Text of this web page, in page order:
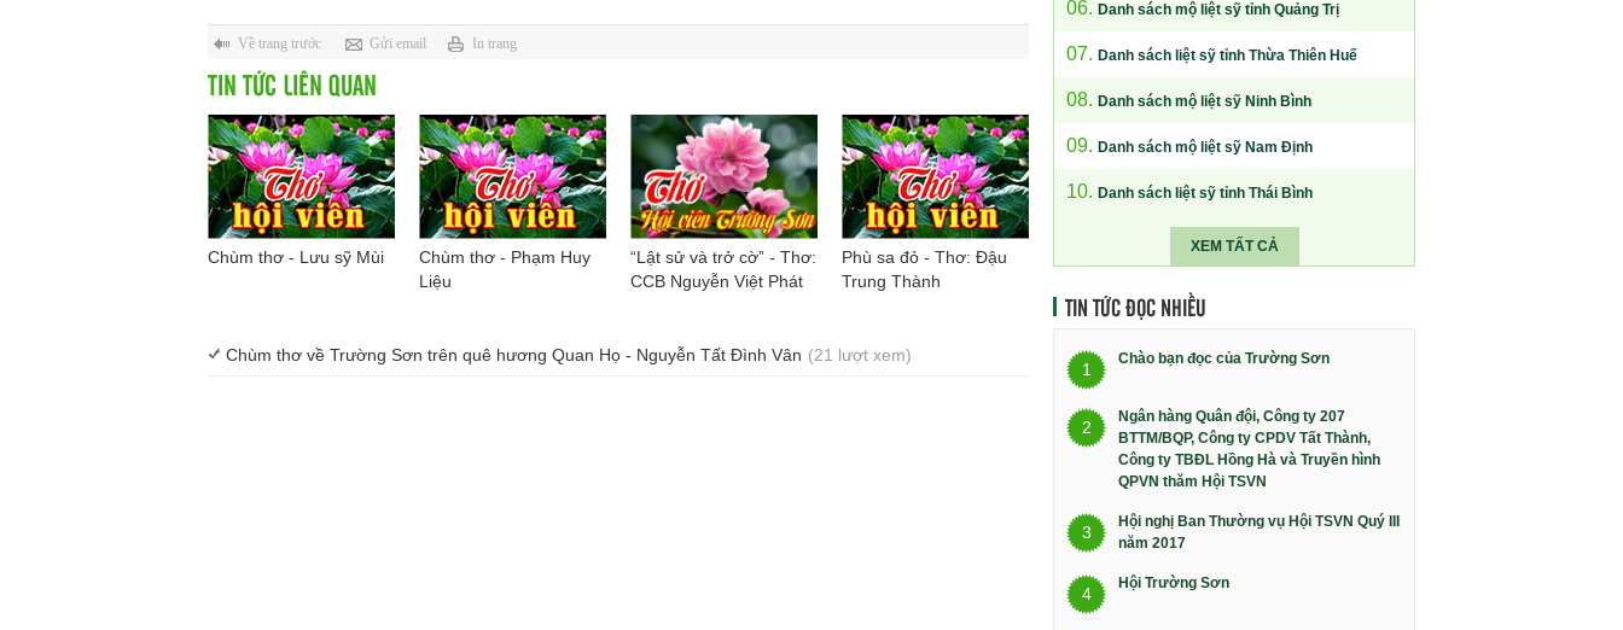
Về trang trước Gửi email In trang
TIN TỨC LIÊN QUAN
Chùm thơ - Lưu sỹ Mùi
Chùm thơ - Phạm Huy
Liệu
“Lật sử và trở cờ” - Thơ:
CCB Nguyễn Việt Phát
Phù sa đỏ - Thơ: Đậu
Trung Thành
Chùm thơ về Trường Sơn trên quê hương Quan Họ - Nguyễn Tất Đình Vân (21 lượt xem)
06. Danh sách mộ liệt sỹ tỉnh Quảng Trị
07. Danh sách liệt sỹ tỉnh Thừa Thiên Huế
08. Danh sách mộ liệt sỹ Ninh Bình
09. Danh sách mộ liệt sỹ Nam Định
10. Danh sách liệt sỹ tỉnh Thái Bình
XEM TẤT CẢ
TIN TỨC ĐỌC NHIỀU
1
Chào bạn đọc của Trường Sơn
2
Ngân hàng Quân đội, Công ty 207
BTTM/BQP, Công ty CPDV Tất Thành,
Công ty TBĐL Hồng Hà và Truyền hình
QPVN thăm Hội TSVN
3
Hội nghị Ban Thường vụ Hội TSVN Quý III
năm 2017
4
Hội Trường Sơn